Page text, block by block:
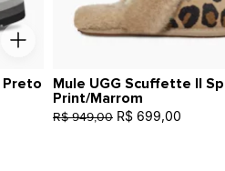
Preto
Mule UGG Scuffette II
Print/Marrom
R$ 949,00 R$ 699,00